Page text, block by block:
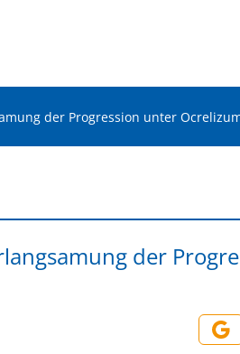
der Progression unter
der